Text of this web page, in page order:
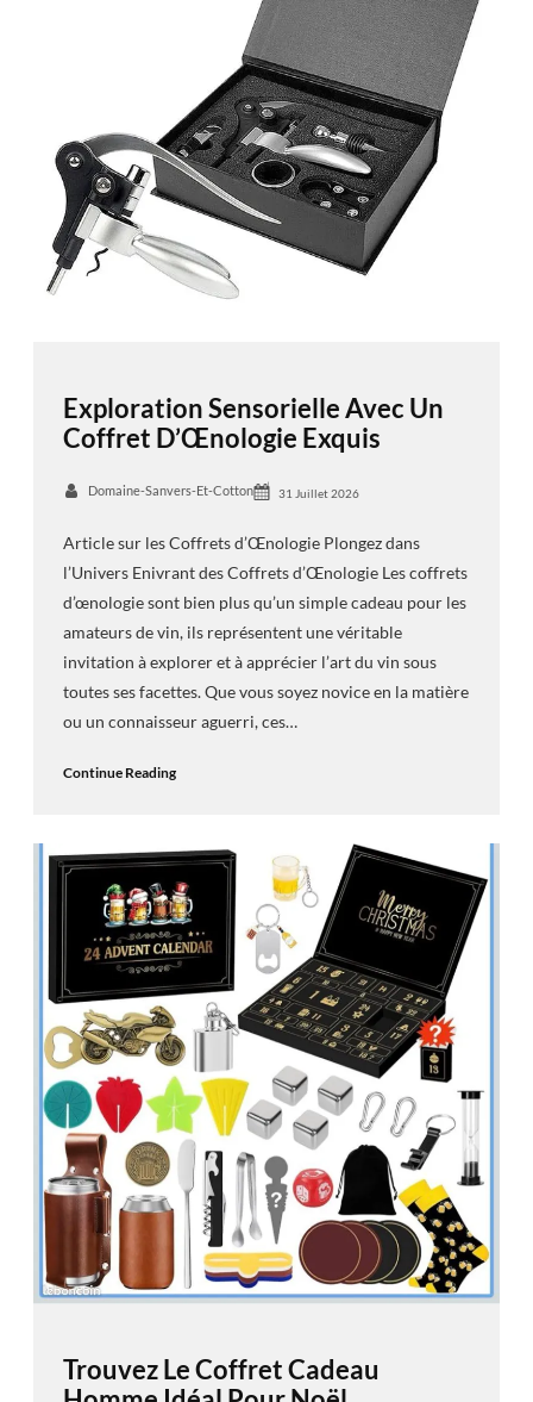
Exploration Sensorielle Avec Un
Coffret D’Œnologie Exquis
Domaine-Sanvers-Et-Cotton 31 Juillet 2026
Article sur les Coffrets d’Œnologie Plongez dans
l’Univers Enivrant des Coffrets d’Œnologie Les coffrets
d’œnologie sont bien plus qu’un simple cadeau pour les
amateurs de vin, ils représentent une véritable
invitation à explorer et à apprécier l’art du vin sous
toutes ses facettes. Que vous soyez novice en la matière
ou un connaisseur aguerri, ces…
Continue Reading
Trouvez Le Coffret Cadeau